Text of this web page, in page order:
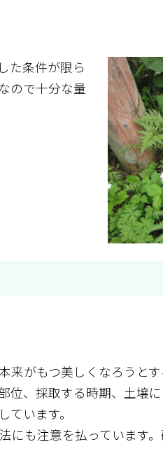
た条件が限ら
ので十分な量
来がもつ美しくなろうと
位、採取する時期、土壌
います。
にも注意を払っています